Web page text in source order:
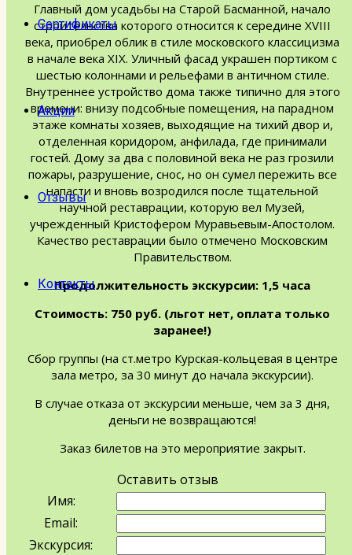
Сертификаты
Акции
Отзывы
Контакты
Главный дом усадьбы на Старой Басманной, начало
строительства которого относится к середине XVIII
века, приобрел облик в стиле московского классицизма
в начале века XIX. Уличный фасад украшен портиком с
шестью колоннами и рельефами в античном стиле.
Внутреннее устройство дома также типично для этого
времени: внизу подсобные помещения, на парадном
этаже комнаты хозяев, выходящие на тихий двор и,
отделенная коридором, анфилада, где принимали
гостей. Дому за два с половиной века не раз грозили
пожары, разрушение, снос, но он сумел пережить все
напасти и вновь возродился после тщательной
научной реставрации, которую вел Музей,
учрежденный Кристофером Муравьевым-Апостолом.
Качество реставрации было отмечено Московским
Правительством.
Продолжительность экскурсии: 1,5 часа
Стоимость: 750 руб. (льгот нет, оплата только
заранее!)
Сбор группы (на ст.метро Курская-кольцевая в центре
зала метро, за 30 минут до начала экскурсии).
В случае отказа от экскурсии меньше, чем за 3 дня,
деньги не возвращаются!
Заказ билетов на это мероприятие закрыт.
Оставить отзыв
Имя:
Email:
Экскурсия: